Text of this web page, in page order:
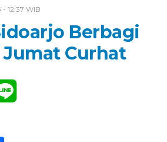
12:37 WIB
Berbagi
Curhat